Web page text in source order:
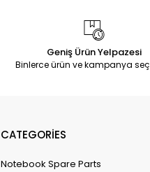
Geniş Ürün Yelpazesi
Binlerce ürün ve kampanya
CATEGORİES
Notebook Spare Parts